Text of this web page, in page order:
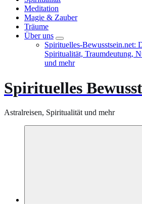
Meditation
Magie & Zauber
Träume
Über uns
Spirituelles-Bewusstsein.net:
Spiritualität, Traumdeutung,
und mehr
Spirituelles
Astralreisen, Spiritualität und mehr